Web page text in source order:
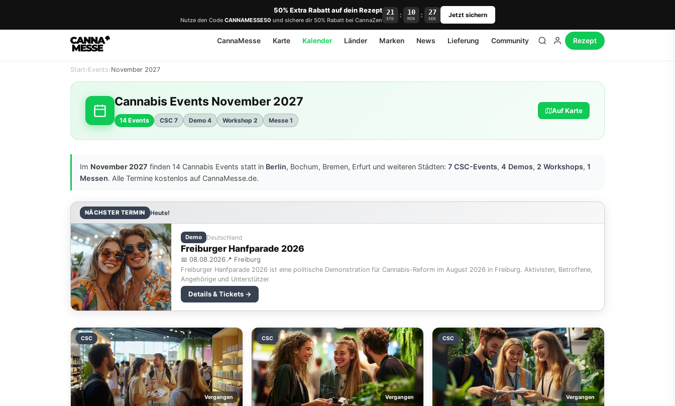
50% Extra Rabatt auf dein Rezept
Nutze den Code CANNAMESSE50 und sichere dir 50% Rabatt bei CannaZen
21
STD : 10
MIN : 26
SEK Jetzt sichern
CannaMesse Karte Kalender Länder Marken News Lieferung Community Rezept
Start›Events›November 2027
Cannabis Events November 2027
14 Events CSC 7 Demo 4 Workshop 2 Messe 1
Auf Karte
Im November 2027 finden 14 Cannabis Events statt in Berlin, Bochum, Bremen, Erfurt und weiteren Städten: 7 CSC-Events, 4 Demos, 2 Workshops, 1
Messen. Alle Termine kostenlos auf CannaMesse.de.
NÄCHSTER TERMIN Heute!
Demo Deutschland
Freiburger Hanfparade 2026
📅 08.08.2026📍 Freiburg
Freiburger Hanfparade 2026 ist eine politische Demonstration für Cannabis-Reform im August 2026 in Freiburg. Aktivisten, Betroffene,
Angehörige und Unterstützer
Details & Tickets →
CSC
Vergangen
CSC
Vergangen
CSC
Vergangen